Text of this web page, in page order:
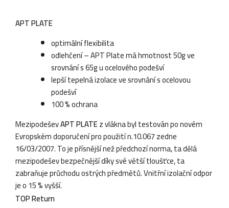
APT PLATE
optimální flexibilita
odlehčení – APT Plate má hmotnost 50g ve
srovnání s 65g u ocelového podešví
lepší tepelná izolace ve srovnání s ocelovou
podešví
100 % ochrana
MezipodeševAPT PLATEz vlákna byl testován po novém
Evropském doporučení pro použití n.10.067 zedne
16/03/2007. To je přísnější než předchozí norma, ta dělá
mezipodešev bezpečnější díky své větší tloušťce, ta
zabraňuje průchodu ostrých předmětů. Vnitřní izolační odpor
je o 15 % vyšší.
TOP Return